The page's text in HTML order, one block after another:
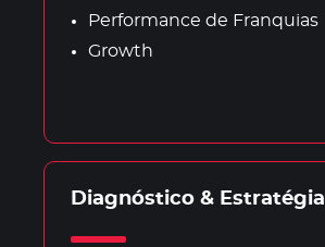
Performance de Franquias
Growth
Diagnóstico & Estratégia